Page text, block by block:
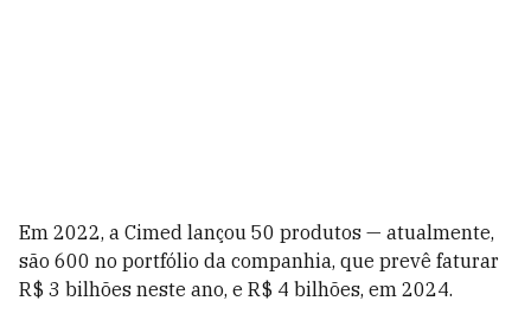
Em 2022, a Cimed lançou 50 produtos — atualmente,
são 600 no portfólio da companhia, que prevê faturar
R$ 3 bilhões neste ano, e R$ 4 bilhões, em 2024.